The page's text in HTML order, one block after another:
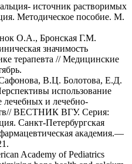
источник растворимых
Методическое пособие. М.
О.А., Бронская Г.М.
значимость
терапевта // Медицинские
В.Ц. Болотова, Е.Д.
использование
лечебных и лечебно-
ВЕСТНИК ВГУ. Серия:
Санкт-Петербургская
академия.—
Academy of Pediatrics